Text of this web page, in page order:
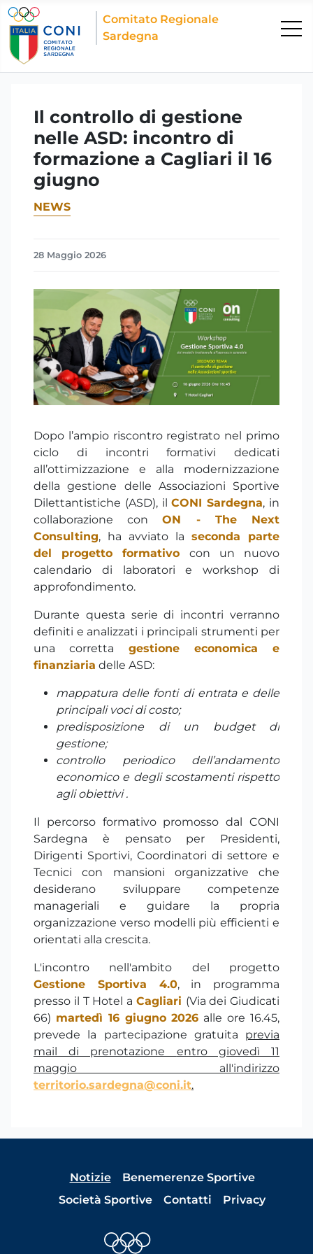
Comitato Regionale
Sardegna
Il controllo di gestione
nelle ASD: incontro di
formazione a Cagliari il 16
giugno
NEWS
28 Maggio 2026
Dopo l’ampio riscontro registrato nel primo
ciclo di incontri formativi dedicati
all’ottimizzazione e alla modernizzazione
della gestione delle Associazioni Sportive
Dilettantistiche (ASD), ilCONI Sardegna, in
collaborazione conON - The Next
Consulting, ha avviato la seconda parte
del progetto formativo con un nuovo
calendario di laboratori e workshop di
approfondimento.
Durante questa serie di incontri verranno
definiti e analizzati i principali strumenti per
una corretta gestione economica e
finanziaria delle ASD:
mappatura delle fonti di entrata e delle
principali voci di costo;
predisposizione di un budget di
gestione;
controllo periodico dell’andamento
economico e degli scostamenti rispetto
agli obiettivi .
Il percorso formativo promosso dal CONI
Sardegna è pensato per Presidenti,
Dirigenti Sportivi, Coordinatori di settore e
Tecnici con mansioni organizzative che
desiderano sviluppare competenze
manageriali e guidare la propria
organizzazione verso modelli più efficienti e
orientati alla crescita.
L'incontro nell'ambito del progetto
Gestione Sportiva 4.0, in programma
presso il T Hotel a Cagliari (Via dei Giudicati
66) martedì 16 giugno 2026 alle ore 16.45,
prevede la partecipazione gratuita previa
mail di prenotazione entro giovedì 11
maggio
all'indirizzo
territorio.sardegna@coni.it.
Notizie
Benemerenze Sportive
Società Sportive
Contatti Privacy